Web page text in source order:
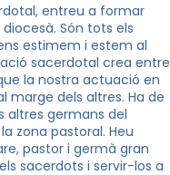
entreu a formar
Són tots els
estimem i estem al
sacerdotal crea entre
la nostra actuació en
marge dels altres. Ha de
altres germans del
zona pastoral. Heu
pastor i germà gran
sacerdots i servir-los a